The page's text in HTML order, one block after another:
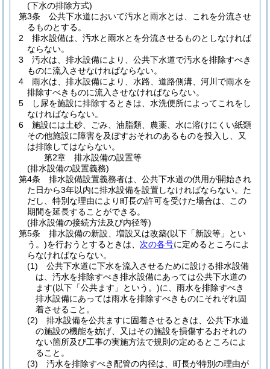
(下水の排除方式)
第3条
公共下水道において汚水と雨水とは、これを分流させ
るものとする。
2
排水設備は、汚水と雨水とを分流させるものとしなければ
ならない。
3
汚水は、排水設備により、公共下水道で汚水を排除すべき
ものに流入させなければならない。
4
雨水は、排水設備により、水路、道路側溝、河川で雨水を
排除すべきものに流入させなければならない。
5
し尿を施設に排除するときは、水洗便所によってこれをし
なければならない。
6
施設には土砂、ごみ、油脂類、農薬、水に溶けにくい紙類
その他施設に障害を及ぼすおそれのあるものを投入し、又
は排除してはならない。
第2章
排水設備の設置等
(排水設備の設置義務)
第4条
排水設備設置義務者は、公共下水道の供用が開始され
た日から3年以内に排水設備を設置しなければならない。 た
だし、特別な理由により町長の許可を受けた場合は、この
期間を延長することができる。
(排水設備の接続方法及び内径等)
第5条
排水設備の新設、増設又は改築(以下「新設等」とい
う。)を行おうとするときは、 次の各号に定めるところによ
らなければならない。
(1)
公共下水道に下水を流入させるために設ける排水設備
は、汚水を排除すべき排水設備にあっては公共下水道の
ます(以下「公共ます」という。)に、雨水を排除すべき
排水設備にあっては雨水を排除すべきものにそれぞれ固
着させること。
(2)
排水設備を公共ますに固着させるときは、公共下水道
の施設の機能を妨げ、又はその施設を損傷するおそれの
ない箇所及び工事の実施方法で規則の定めるところによ
ること。
(3)
汚水を排除すべき配管の内径は、町長が特別の理由が